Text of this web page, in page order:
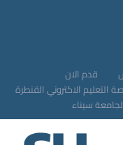
قدم الان
التعليم الاكتروني القنطرة
سيناء